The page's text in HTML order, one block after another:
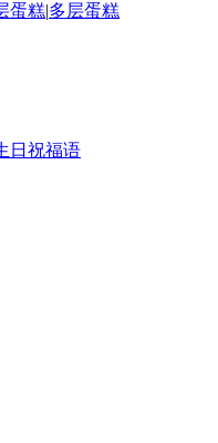
蛋糕|多层蛋糕
日祝福语